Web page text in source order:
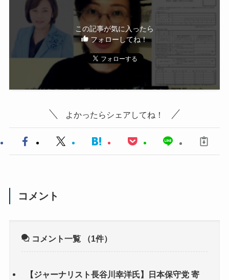
この記事が気に入ったら
フォローしてね！
よかったらシェアしてね！
コメント
コメント一覧 （1件）
【ジャーナリスト長谷川幸洋氏】日本保守党 寄